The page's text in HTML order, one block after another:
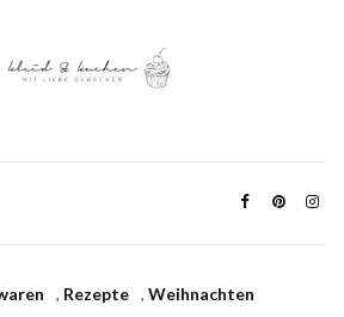
, Rezepte , Weihnachten